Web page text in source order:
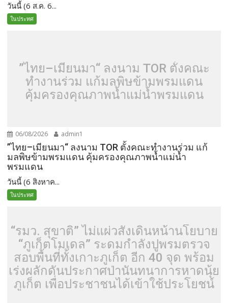
วันนี้ (6 ส.ค. 6...
ในประทศ
”ไทย–เมียนมา“ ลงนาม TOR ตั้งคณะ
ทำงานร่วม แก้มลพิษข้ามพรมแดน
คุ้มครองคุณภาพน้ำแม่น้ำพรมแดน
06/08/2026 admin1
”ไทย–เมียนมา“ ลงนาม TOR ตั้งคณะทำงานร่วม แก้
มลพิษข้ามพรมแดน คุ้มครองคุณภาพน้ำแม่น้ำ
พรมแดน
วันนี้ (6 สิงหาค...
ในประทศ
“รมว. สุขาติ” ไม่แผ่วสั่งเดินหน้านโยบาย
“ภูเก็ตโมเดล” ระดมกำลังปูพรมตรวจ
สอบพื้นที่ทั้งเกาะภูเก็ต อีก 40 จุด พร้อม
เร่งผลักดันประกาศป่านันทนาการหาดนุ้ย
ภูเก็ต เพื่อประชาชนได้เข้าใช้ประโยชน์